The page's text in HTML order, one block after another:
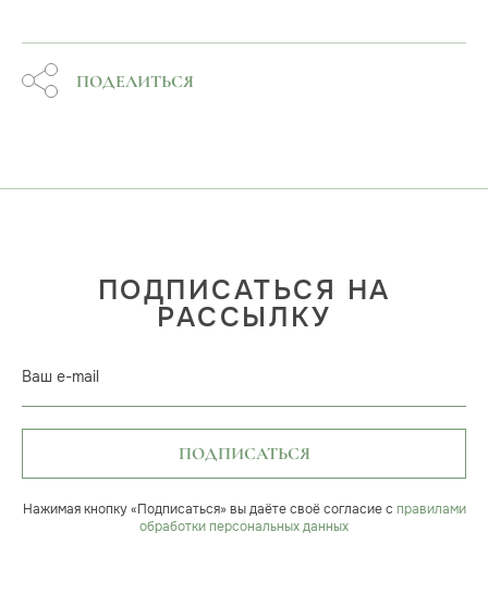
ПОДЕЛИТЬСЯ
ПОДПИСАТЬСЯ НА
РАССЫЛКУ
Ваш e-mail
ПОДПИСАТЬСЯ
Нажимая кнопку «Подписаться» вы даёте своё согласие с правилами
обработки персональных данных